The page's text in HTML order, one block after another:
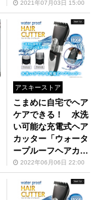
2021年07月03日 15:00
アスキーストア
こまめに自宅でヘア
ケアできる！ 水洗
い可能な充電式ヘア
カッター「ウォータ
ープルーフヘアカッ
ター」が37%オフ！
2022年06月06日 22:00